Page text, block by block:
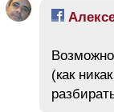
(как